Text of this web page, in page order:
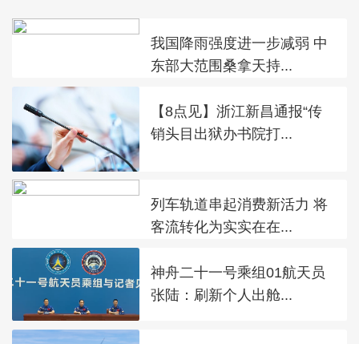
我国降雨强度进一步减弱 中
东部大范围桑拿天持...
【8点见】浙江新昌通报“传
销头目出狱办书院打...
列车轨道串起消费新活力 将
客流转化为实实在在...
神舟二十一号乘组01航天员
张陆：刷新个人出舱...